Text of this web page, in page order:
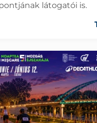
látogatói is.